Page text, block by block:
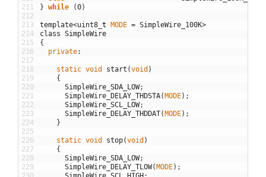
211
212
213
214
215
216
217
218
219
220
221
222
223
224
225
226
227
228
229
} while (0)
template<uint8 t MODE = SimpleWire_100K>
class SimpleWire
{
private:
static void start (void )
{
SimpleWire_SDA_LOW;
SimpleWire_DELAY_THDSTA( MODE) ;
SimpleWire_SCL_LOW;
SimpleWire_DELAY_THDDAT( MODE) ;
}
static void stop(void )
{
SimpleWire_SDA_LOW;
SimpleWire_DELAY_TLOW( MODE) ;